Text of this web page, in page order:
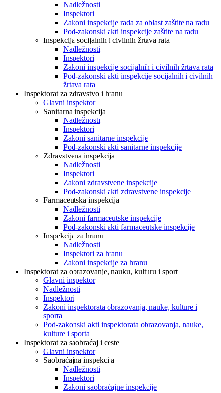
Nadležnosti
Inspektori
Zakoni inspekcije rada za oblast zaštite na radu
Pod-zakonski akti inspekcije zaštite na radu
Inspekcija socijalnih i civilnih žrtava rata
Nadležnosti
Inspektori
Zakoni inspekcije socijalnih i civilnih žrtava rata
Pod-zakonski akti inspekcije socijalnih i civilnih
žrtava rata
Inspektorat za zdravstvo i hranu
Glavni inspektor
Sanitarna inspekcija
Nadležnosti
Inspektori
Zakoni sanitarne inspekcije
Pod-zakonski akti sanitarne inspekcije
Zdravstvena inspekcija
Nadležnosti
Inspektori
Zakoni zdravstvene inspekcije
Pod-zakonski akti zdravstvene inspekcije
Farmaceutska inspekcija
Nadležnosti
Zakoni farmaceutske inspekcije
Pod-zakonski akti farmaceutske inspekcije
Inspekcija za hranu
Nadležnosti
Inspektori za hranu
Zakoni inspekcije za hranu
Inspektorat za obrazovanje, nauku, kulturu i sport
Glavni inspektor
Nadležnosti
Inspektori
Zakoni inspektorata obrazovanja, nauke, kulture i
sporta
Pod-zakonski akti inspektorata obrazovanja, nauke,
kulture i sporta
Inspektorat za saobraćaj i ceste
Glavni inspektor
Saobraćajna inspekcija
Nadležnosti
Inspektori
Zakoni saobraćajne inspekcije